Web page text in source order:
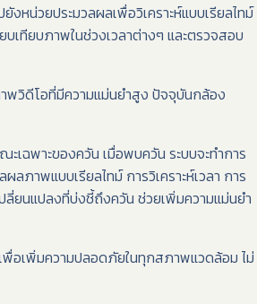
หน่วยประมวลผลเพื่อวิเคราะห์แบบเรียลไทม์
เทียบภาพในช่วงเวลาต่างๆ และตรวจสอบ
พวิดีโอที่มีความแม่นยำสูง ปัจจุบันกล้อง
เฉพาะของควัน เมื่อพบควัน ระบบจะทำการ
ภาพแบบเรียลไทม์ การวิเคราะห์เวลา การ
ลี่ยนแปลงที่บ่งชี้ถึงควัน ช่วยเพิ่มความแม่นยำ
พื่อเพิ่มความปลอดภัยในทุกสภาพแวดล้อม ไม่